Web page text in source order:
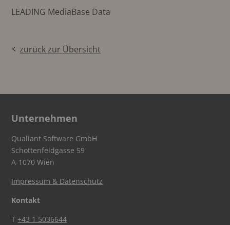
LEADING MediaBase Data
zurück zur Übersicht
Unternehmen
Qualiant Software GmbH
Schottenfeldgasse 59
A-1070 Wien
Impressum & Datenschutz
Kontakt
T+43 1 5036644